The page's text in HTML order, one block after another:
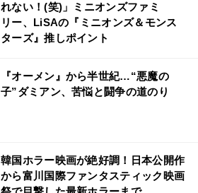
れない！(笑)」ミニオンズファミ
リー、LiSAの『ミニオンズ＆モンス
ターズ』推しポイント
『オーメン』から半世紀…“悪魔の
子”ダミアン、苦悩と闘争の道のり
韓国ホラー映画が絶好調！日本公開作
から富川国際ファンタスティック映画